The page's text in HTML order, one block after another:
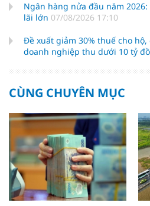
Ngân hàng nửa đầu năm
lãi lớn 07/08/2026 17:10
Đề xuất giảm 30% thuế cho
doanh nghiệp thu dưới 10 tỷ
CÙNG CHUYÊN MỤC